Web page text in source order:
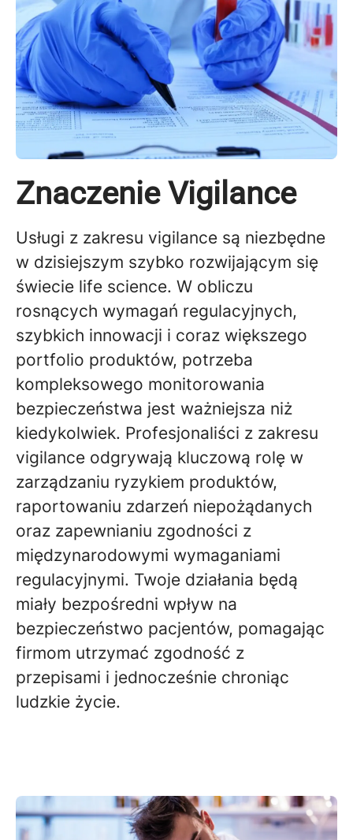
Znaczenie Vigilance
Usługi z zakresu vigilance są niezbędne
w dzisiejszym szybko rozwijającym się
świecie life science. W obliczu
rosnących wymagań regulacyjnych,
szybkich innowacji i coraz większego
portfolio produktów, potrzeba
kompleksowego monitorowania
bezpieczeństwa jest ważniejsza niż
kiedykolwiek. Profesjonaliści z zakresu
vigilance odgrywają kluczową rolę w
zarządzaniu ryzykiem produktów,
raportowaniu zdarzeń niepożądanych
oraz zapewnianiu zgodności z
międzynarodowymi wymaganiami
regulacyjnymi. Twoje działania będą
miały bezpośredni wpływ na
bezpieczeństwo pacjentów, pomagając
firmom utrzymać zgodność z
przepisami i jednocześnie chroniąc
ludzkie życie.